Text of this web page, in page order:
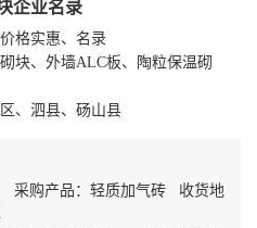
企业名录
格实惠、名录
块、外墙ALC板、陶粒保温砌
、泗县、砀山县
采购产品：轻质加气砖 收货地